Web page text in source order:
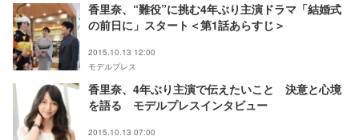
香里奈、“難役”に挑む4年ぶり主演ドラマ「結婚式
の前日に」スタート＜第1話あらすじ＞
2015.10.13 12:00
モデルプレス
香里奈、4年ぶり主演で伝えたいこと 決意と心境
を語る モデルプレスインタビュー
2015.10.13 07:00